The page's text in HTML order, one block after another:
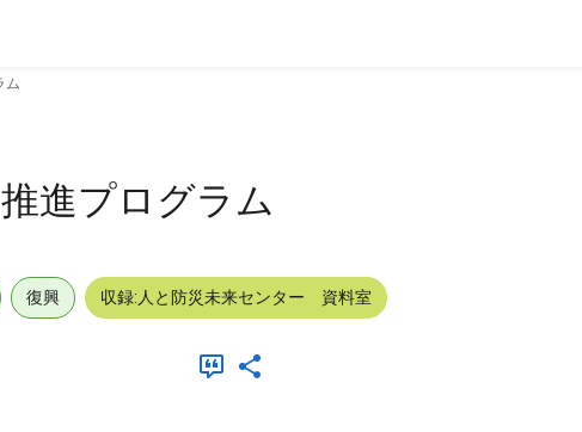
ム
推進プログラム
復興 収録:人と防災未来センター 資料室